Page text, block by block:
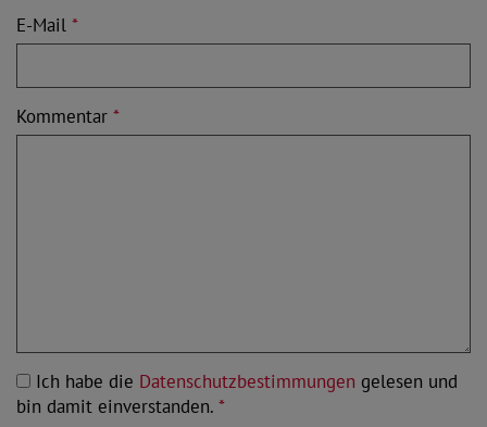
E-Mail *
Kommentar *
Ich habe die Datenschutzbestimmungen gelesen und
bin damit einverstanden. *